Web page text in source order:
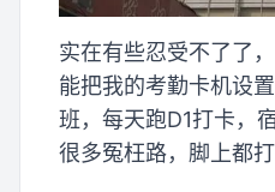
实在有些忍受不了了
能把我的考勤卡机设
班，每天跑D1打卡，
很多冤枉路，脚上都